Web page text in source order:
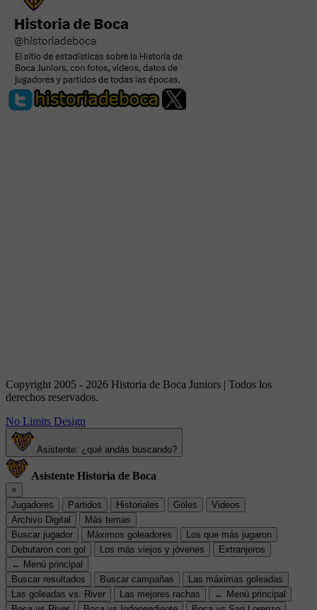
Copyright 2005 - 2026 Historia de Boca Juniors | Todos los
derechos reservados.
No Limits Design
Asistente: ¿qué andás buscando?
Asistente Historia de Boca
×
Jugadores
Partidos Historiales Goles
Videos
Archivo Digital
Más temas
Buscar jugador
Máximos goleadores
Los que más jugaron
Debutaron con gol
Los más viejos y jóvenes
Extranjeros
← Menú principal
Buscar resultados
Buscar campañas
Las máximas goleadas
Las goleadas vs. River
Las mejores rachas
← Menú principal